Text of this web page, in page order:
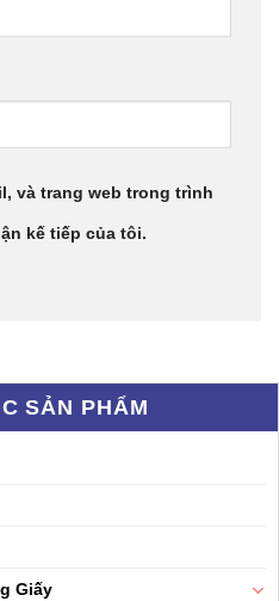
SẢN PHẨM
Giấy
và trang web trong trình
kế tiếp của tôi.